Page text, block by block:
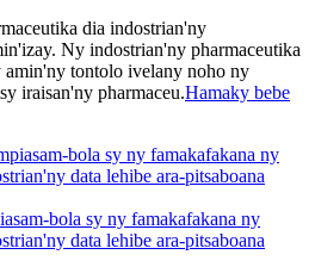
dia indostrian'ny
Ny indostrian'ny pharmaceutika
amin'ny tontolo ivelany noho ny
iraisan'ny pharmaceu.Hamaky bebe
bola sy ny famakafakana ny
data lehibe ara-pitsaboana